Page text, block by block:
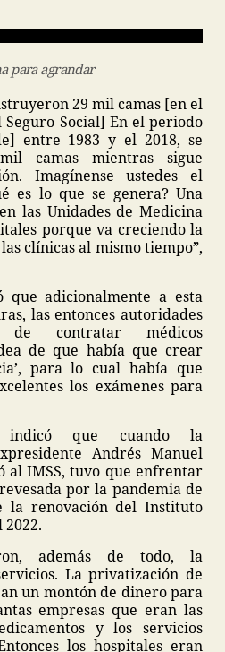
para agrandar
29 mil camas [en el
Social] En el periodo
entre 1983 y el 2018, se
camas mientras sigue
Imagínense ustedes el
es lo que se genera? Una
las Unidades de Medicina
porque va creciendo la
clínicas al mismo tiempo”,
que adicionalmente a esta
las entonces autoridades
de contratar médicos
de que había que crear
para lo cual había que
los exámenes para
que cuando la
Andrés Manuel
al IMSS, tuvo que enfrentar
por la pandemia de
la renovación del Instituto
además de todo, la
La privatización de
un montón de dinero para
empresas que eran las
y los servicios
los hospitales eran